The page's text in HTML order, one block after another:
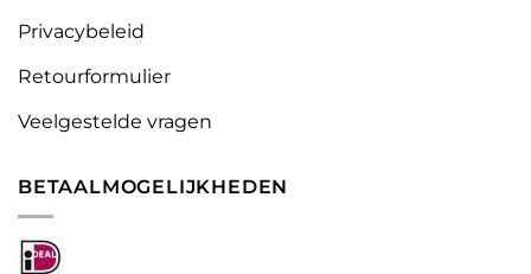
Privacybeleid
Retourformulier
Veelgestelde vragen
BETAALMOGELIJKHEDEN